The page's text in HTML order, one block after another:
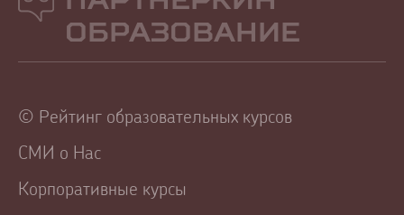
Образование
© Рейтинг образовательных курсов
СМИ о Нас
Корпоративные курсы